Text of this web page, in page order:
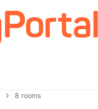
8 rooms